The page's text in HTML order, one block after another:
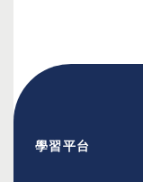
學習平台